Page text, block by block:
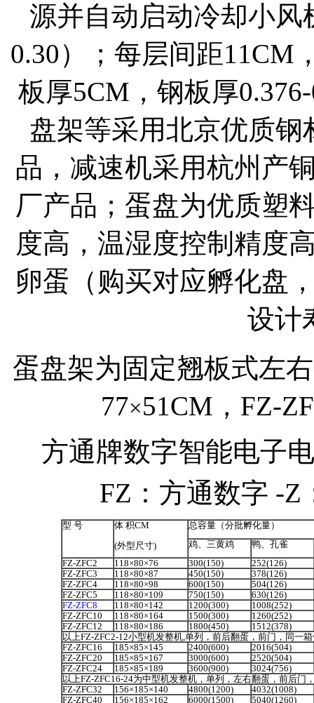
源并自动启动冷却小
0.30）；每层间距11CM
板厚5CM，钢板厚
盘架等采用北京优质
品，减速机采用杭州产
厂产品；蛋盘为优质塑
度高，温湿度控制精度
卵蛋（购买对应孵化盘
设计
蛋盘架为固定翘板式左
77×51CM，FZ-
方通牌数字智能电子
FZ：方通数字 -Z
型 号 体 积CM
(外型尺寸)
总容量（分批孵化量）
鸡、三黄鸡
鸭、孔雀
FZ-ZFC2
118×80×76 300(150)
252(126)
FZ-ZFC3
118×80×87 450(150)
378(126)
FZ-ZFC4
118×80×98 600(150)
504(126)
FZ-ZFC5
118×80×109 750(150)
630(126)
FZ-ZFC8
118×80×142 1200(300)
1008(252)
FZ-ZFC10
118×80×164 1500(300)
1260(252)
FZ-ZFC12
118×80×186 1800(450)
1512(378)
以上FZ-ZFC2-12小型机发整机,单列，前后翻蛋，前门，同一
FZ-ZFC16
185×85×145 2400(600)
2016(504)
FZ-ZFC20
185×85×167 3000(600)
2520(504)
FZ-ZFC24
185×85×189 3600(900)
3024(756)
以上FZ-ZFC16-24为中型机发整机，单列，左右翻蛋，前后门
FZ-ZFC32
156×185×140 4800(1200)
4032(1008)
FZ-ZFC40
156×185×162 6000(1500)
5040(1260)